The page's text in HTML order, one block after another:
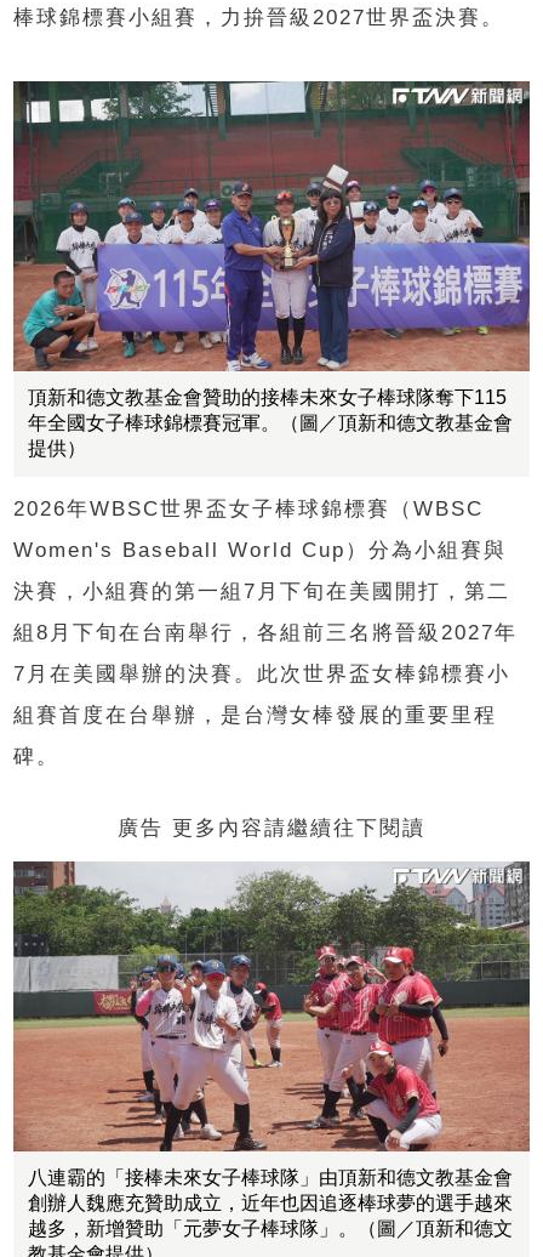
棒球錦標賽小組賽，力拚晉級2027世界盃決賽。
頂新和德文教基金會贊助的接棒未來女子棒球隊奪下115
年全國女子棒球錦標賽冠軍。（圖／頂新和德文教基金會
提供）
2026年WBSC世界盃女子棒球錦標賽（WBSC
Women's Baseball World Cup）分為小組賽與
決賽，小組賽的第一組7月下旬在美國開打，第二
組8月下旬在台南舉行，各組前三名將晉級2027年
7月在美國舉辦的決賽。此次世界盃女棒錦標賽小
組賽首度在台舉辦，是台灣女棒發展的重要里程
碑。
廣告 更多內容請繼續往下閱讀
八連霸的「接棒未來女子棒球隊」由頂新和德文教基金會
創辦人魏應充贊助成立，近年也因追逐棒球夢的選手越來
越多，新增贊助「元夢女子棒球隊」。（圖／頂新和德文